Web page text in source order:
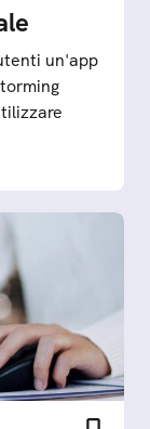
un'app